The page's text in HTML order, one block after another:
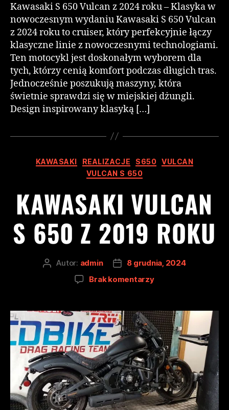
Kawasaki S 650 Vulcan z 2024 roku – Klasyka w
nowoczesnym wydaniu Kawasaki S 650 Vulcan
z 2024 roku to cruiser, który perfekcyjnie łączy
klasyczne linie z nowoczesnymi technologiami.
Ten motocykl jest doskonałym wyborem dla
tych, którzy cenią komfort podczas długich tras.
Jednocześnie poszukują maszyny, która
świetnie sprawdzi się w miejskiej dżungli.
Design inspirowany klasyką […]
KAWASAKI REALIZACJE S650 VULCAN
VULCAN S 650
KAWASAKI VULCAN
S 650 Z 2019 ROKU
Autor: admin
8 grudnia, 2024
Brak komentarzy